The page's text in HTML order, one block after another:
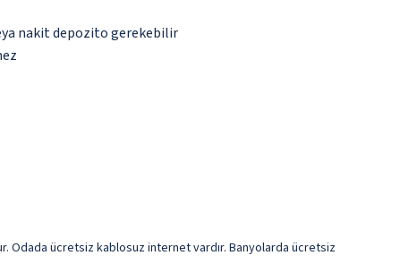
nakit depozito gerekebilir
Odada ücretsiz kablosuz internet vardır. Banyolarda ücretsiz